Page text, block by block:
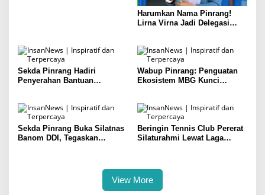
Harumkan Nama Pinrang!
Lirna Virna Jadi Delegasi
Sekda Pinrang Hadiri
Penyerahan Bantuan
Wabup Pinrang: Penguatan
Ekosistem MBG Kunci
Sekda Pinrang Buka Silatnas
Banom DDI, Tegaskan
Beringin Tennis Club Pererat
Silaturahmi Lewat Laga
View More